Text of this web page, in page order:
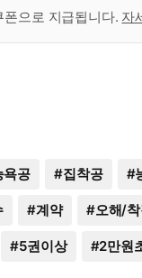
으로 지급됩니다. 자
욕공 #집착공 #
#계약 #오해/
#5권이상 #2만원